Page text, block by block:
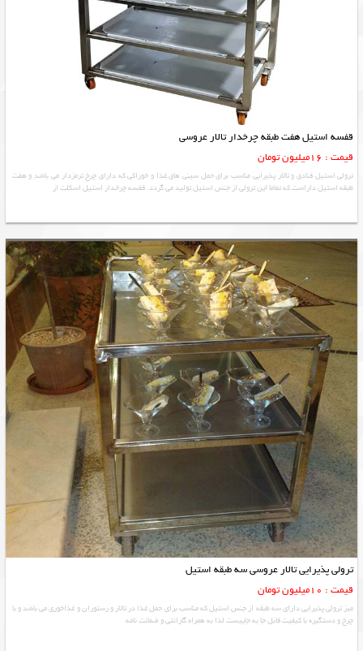
قفسه استیل هفت طبقه چرخدار تالار عروسی
قیمت : 16میلیون تومان
ترولی استیل قنادی و تالار پذیرایی مناسب برای حمل سینی های غذا و خوراکی که دارای چرخ ترمزدار می باشد و هفت
طبقه استیل داراست که تماما این ترولی از جنس استیل تولید می گردد. قفسه چرخدار استیل اسکلت از
ترولی پذیرایی تالار عروسی سه طبقه استیل
قیمت : 10میلیون تومان
میز ترولی پذیرایی دارای سه طبقه از جنس استیل که مناسب برای حمل غذا در تالار و رستوران و غذاخوری می باشد و با
چرخ و دستگیره با کیفیت قابل جا به جاییست لذا به همراه گارانتی و ضمانت نامه